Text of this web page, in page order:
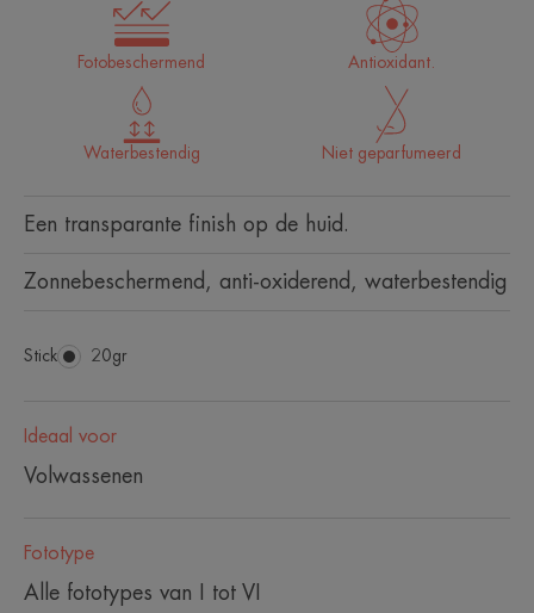
Fotobeschermend Antioxidant.
Waterbestendig Niet geparfumeerd
Een transparante finish op de huid.
Zonnebeschermend, anti-oxiderend, waterbestendig
Stick Stick
20gr
Ideaal voor
Volwassenen
Fototype
Alle fototypes van I tot VI